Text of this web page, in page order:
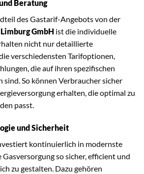
Beratung
des Gastarif-Angebots von der
GmbH ist die individuelle
nicht nur detaillierte
verschiedensten Tarifoptionen,
die auf ihren spezifischen
sind. So können Verbraucher sicher
erhalten, die optimal zu
passt.
und Sicherheit
kontinuierlich in modernste
Gasversorgung so sicher, efficient und
zu gestalten. Dazu gehören